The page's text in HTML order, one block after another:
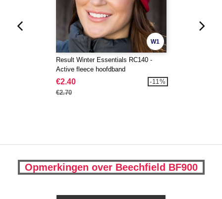
W1
Result Winter Essentials RC140 -
Active fleece hoofdband
€2.40
€2.70
-11%
Opmerkingen over Beechfield BF900